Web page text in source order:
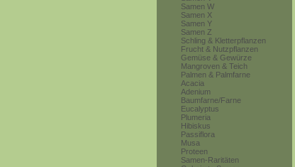
Samen W
Samen X
Samen Y
Samen Z
Schling & Kletterpflanzen
Frucht & Nutzpflanzen
Gemüse & Gewürze
Mangroven & Teich
Palmen & Palmfarne
Acacia
Adenium
Baumfarne/Farne
Eucalyptus
Plumeria
Hibiskus
Passiflora
Musa
Proteen
Samen-Raritäten